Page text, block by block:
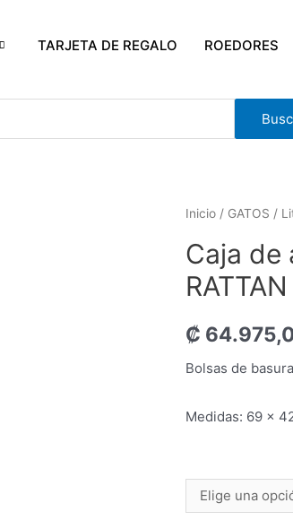
TARJETA DE REGALO ROEDORES
Inicio / GATOS /
Caja de
RATTAN
₡
Bolsas de
Medidas: 69 x